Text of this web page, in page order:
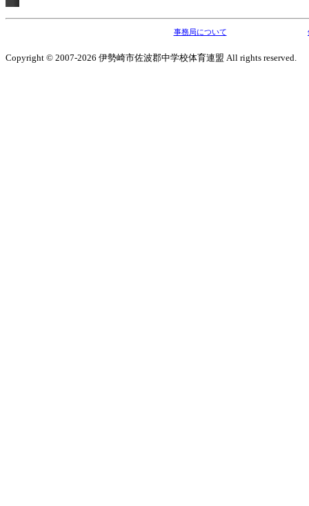
事務局について
Copyright © 2007-2026 伊勢崎市佐波郡中学校体育連盟 All rights reserved.